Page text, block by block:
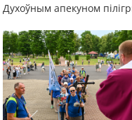
Духоўным апекуном